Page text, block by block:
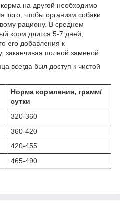
на другой необходимо
того, чтобы организм собаки
рациону. В среднем
корм длится 5-7 дней,
его добавления к
заканчивая полной заменой
всегда был доступ к чистой
Норма кормления, грамм/
сутки
320-360
360-420
420-455
465-490